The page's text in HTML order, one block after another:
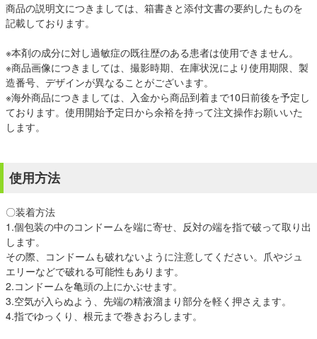
商品の説明文につきましては、箱書きと添付文書の要約したものを
記載しております。
※本剤の成分に対し過敏症の既往歴のある患者は使用できません。
※商品画像につきましては、撮影時期、在庫状況により使用期限、製
造番号、デザインが異なることがございます。
※海外商品につきましては、入金から商品到着まで10日前後を予定し
ております。使用開始予定日から余裕を持って注文操作お願いいた
します。
使用方法
〇装着方法
1.個包装の中のコンドームを端に寄せ、反対の端を指で破って取り出
します。
その際、コンドームも破れないように注意してください。爪やジュ
エリーなどで破れる可能性もあります。
2.コンドームを亀頭の上にかぶせます。
3.空気が入らぬよう、先端の精液溜まり部分を軽く押さえます。
4.指でゆっくり、根元まで巻きおろします。